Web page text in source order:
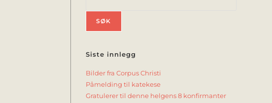
SØK
Siste innlegg
Bilder fra Corpus Christi
Påmelding til katekese
Gratulerer til denne helgens 8 konfirmanter